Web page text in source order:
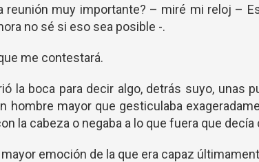
reunión muy importante? – miré mi reloj –
no sé si eso sea posible -.
me contestará.
la boca para decir algo, detrás suyo, unas
hombre mayor que gesticulaba
la cabeza o negaba a lo que fuera que
emoción de la que era capaz